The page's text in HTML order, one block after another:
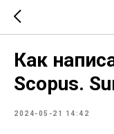
Как
Scopus.
2024-05-21 14:42